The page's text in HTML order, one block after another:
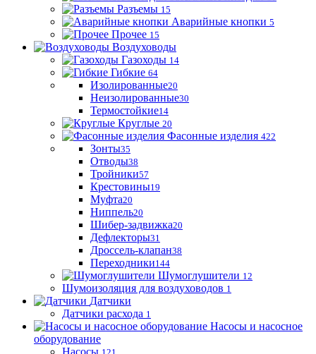
Разъемы 15
Аварийные кнопки 5
Прочее 15
Воздуховоды
Газоходы 14
Гибкие 64
Изолированные20
Неизолированные30
Термостойкие14
Круглые 20
Фасонные изделия 422
Зонты35
Отводы38
Тройники57
Крестовины19
Муфта20
Ниппель20
Шибер-задвижка20
Дефлекторы31
Дроссель-клапан38
Переходники144
Шумоглушители 12
Шумоизоляция для воздуховодов 1
Датчики
Датчики расхода 1
Насосы и насосное
оборудование
Насосы